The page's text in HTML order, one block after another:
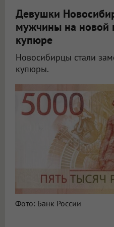
Девушки
мужчины на новой
купюре
Новосибирцы стали
купюры.
Фото: Банк России